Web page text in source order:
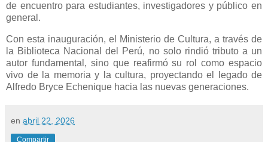
de encuentro para estudiantes, investigadores y público en
general.
Con esta inauguración, el Ministerio de Cultura, a través de
la Biblioteca Nacional del Perú, no solo rindió tributo a un
autor fundamental, sino que reafirmó su rol como espacio
vivo de la memoria y la cultura, proyectando el legado de
Alfredo Bryce Echenique hacia las nuevas generaciones.
en abril 22, 2026
Compartir